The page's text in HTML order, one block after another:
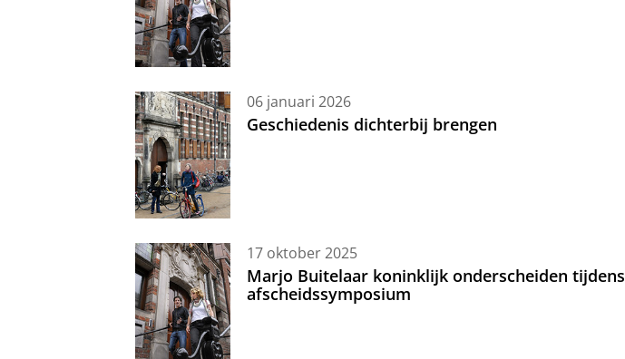
06 januari 2026
Geschiedenis dichterbij brengen
17 oktober 2025
Marjo Buitelaar koninklijk onderscheiden tijdens
afscheidssymposium